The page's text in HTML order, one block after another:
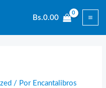
Bs.0.00
/ Por Encantalibros